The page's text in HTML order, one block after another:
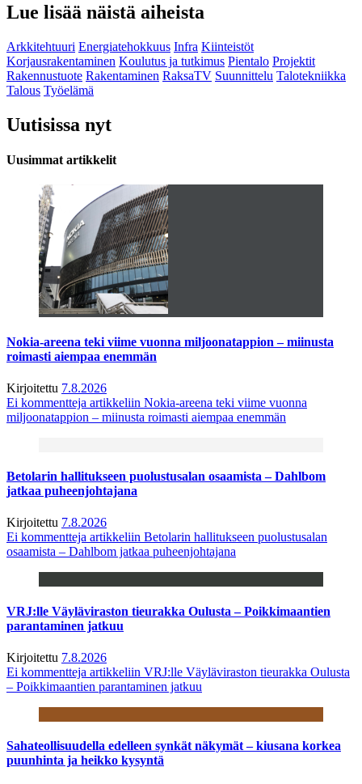
Lue lisää näistä aiheista
Arkkitehtuuri Energiatehokkuus Infra Kiinteistöt
Korjausrakentaminen Koulutus ja tutkimus Pientalo Projektit
Rakennustuote Rakentaminen RaksaTV Suunnittelu Talotekniikka
Talous Työelämä
Uutisissa nyt
Uusimmat artikkelit
Nokia-areena teki viime vuonna miljoonatappion – miinusta
roimasti aiempaa enemmän
Kirjoitettu 7.8.2026
Ei kommentteja artikkeliin Nokia-areena teki viime vuonna
miljoonatappion – miinusta roimasti aiempaa enemmän
Betolarin hallitukseen puolustusalan osaamista – Dahlbom
jatkaa puheenjohtajana
Kirjoitettu 7.8.2026
Ei kommentteja artikkeliin Betolarin hallitukseen puolustusalan
osaamista – Dahlbom jatkaa puheenjohtajana
VRJ:lle Väyläviraston tieurakka Oulusta – Poikkimaantien
parantaminen jatkuu
Kirjoitettu 7.8.2026
Ei kommentteja artikkeliin VRJ:lle Väyläviraston tieurakka Oulusta
– Poikkimaantien parantaminen jatkuu
Sahateollisuudella edelleen synkät näkymät – kiusana korkea
puunhinta ja heikko kysyntä